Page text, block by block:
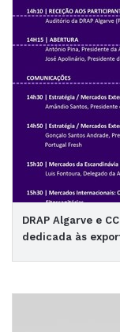
DRAP Algarve e
dedicada às